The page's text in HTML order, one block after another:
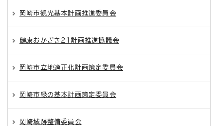
岡崎市観光基本計画推進委員会
健康おかざき21計画推進協議会
岡崎市立地適正化計画策定委員会
岡崎市緑の基本計画策定委員会
岡崎城跡整備委員会